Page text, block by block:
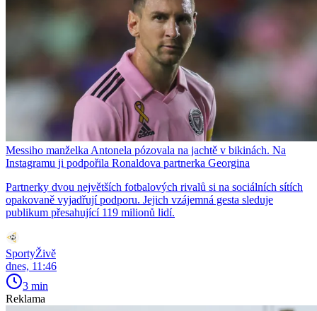
Messiho manželka Antonela pózovala na jachtě v bikinách. Na
Instagramu ji podpořila Ronaldova partnerka Georgina
Partnerky dvou největších fotbalových rivalů si na sociálních sítích
opakovaně vyjadřují podporu. Jejich vzájemná gesta sleduje
publikum přesahující 119 milionů lidí.
SportyŽivě
dnes, 11:46
3 min
Reklama